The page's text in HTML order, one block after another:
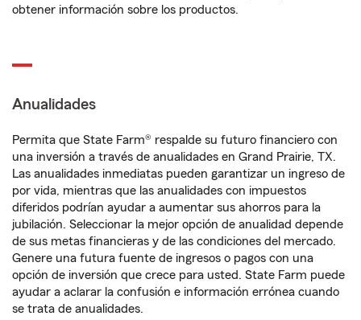
obtener información sobre los productos.
Anualidades
Permita que State Farm® respalde su futuro financiero con
una inversión a través de anualidades en Grand Prairie, TX.
Las anualidades inmediatas pueden garantizar un ingreso de
por vida, mientras que las anualidades con impuestos
diferidos podrían ayudar a aumentar sus ahorros para la
jubilación. Seleccionar la mejor opción de anualidad depende
de sus metas financieras y de las condiciones del mercado.
Genere una futura fuente de ingresos o pagos con una
opción de inversión que crece para usted. State Farm puede
ayudar a aclarar la confusión e información errónea cuando
se trata de anualidades.